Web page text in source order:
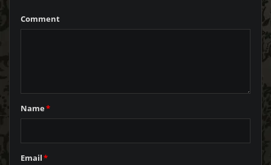
Comment
Name*
Email*